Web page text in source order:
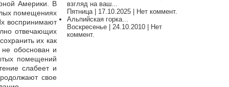
Америки. В
помещениях
воспринимают
отвечающих
их как
обоснован и
помещений
слабеет и
свое
взгляд на ваш...
Пятница | 17.10.2025 | Нет коммент.
Альпийская горка...
Воскресенье | 24.10.2010 | Нет
коммент.